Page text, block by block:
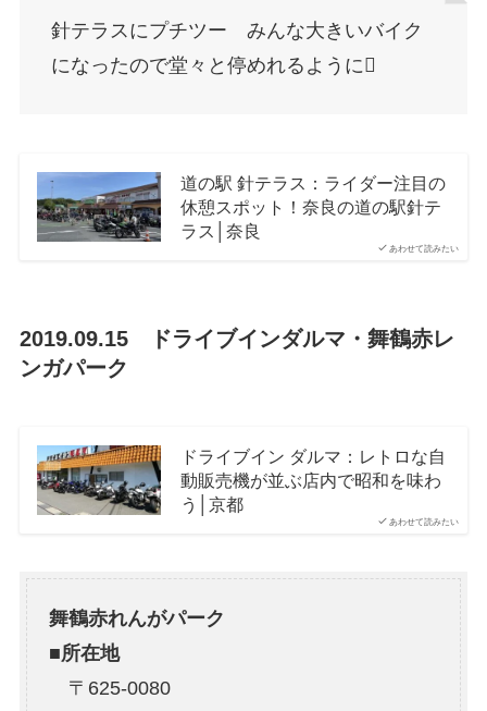
針テラスにプチツー みんな大きいバイク
になったので堂々と停めれるように
あわせて読みたい
道の駅 針テラス：ライダー注目の
休憩スポット！奈良の道の駅針テ
ラス│奈良
2019.09.15 ドライブインダルマ・舞鶴赤レ
ンガパーク
あわせて読みたい
ドライブイン ダルマ：レトロな自
動販売機が並ぶ店内で昭和を味わ
う│京都
舞鶴赤れんがパーク
■所在地
〒625-0080